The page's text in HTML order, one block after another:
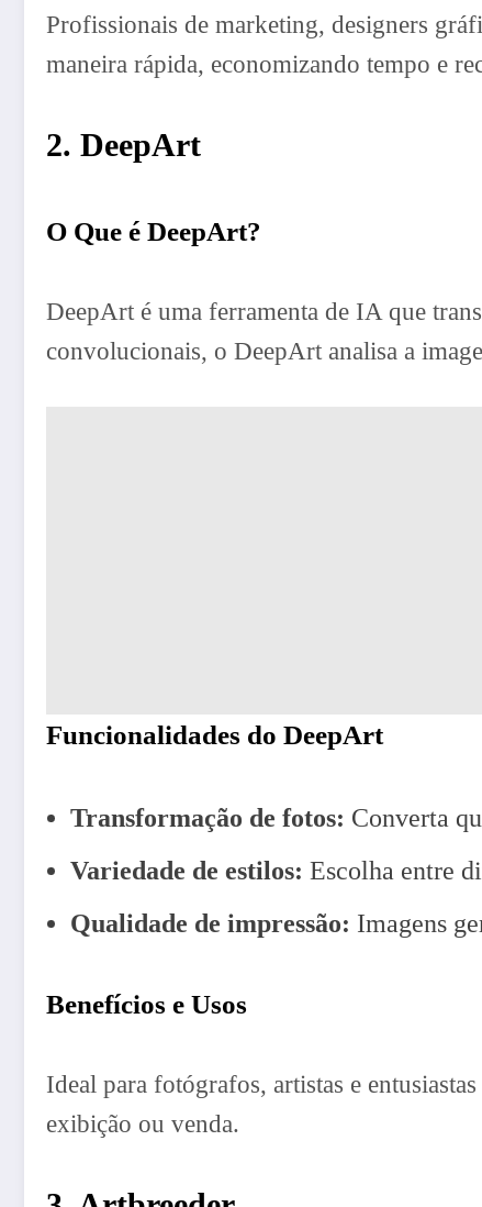
Profissionais de marketing, designers
maneira rápida, economizando tempo e
2. DeepArt
O Que é DeepArt?
DeepArt é uma ferramenta de IA que
convolucionais, o DeepArt analisa a
Funcionalidades do DeepArt
Transformação de fotos: Converta
Variedade de estilos: Escolha entre
Qualidade de impressão: Imagens
Benefícios e Usos
Ideal para fotógrafos, artistas e
exibição ou venda.